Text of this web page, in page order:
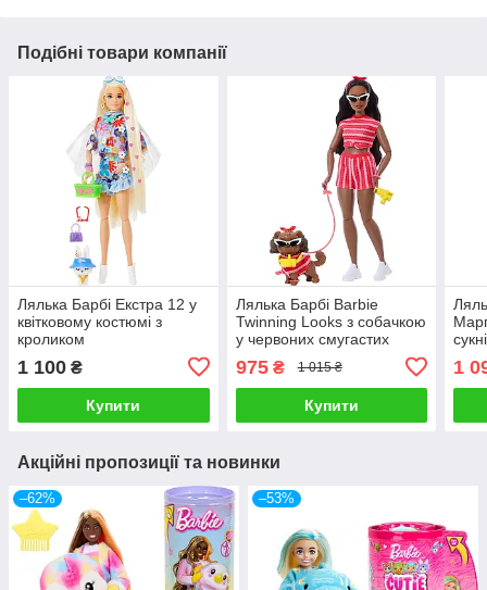
Подібні товари компанії
Лялька Барбі Екстра 12 у
квітковому костюмі з
кроликом
1 100 ₴
Купити
Лялька Барбі Barbie
Twinning Looks з собачкою
у червоних смугастих
образах та аксесуарами
975₴ 1 015 ₴
Купити
1
Акційні пропозиції та новинки
–62% –53%